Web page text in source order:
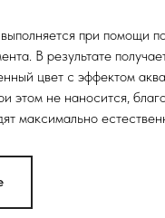
при помощи
В результате
цвет с эффектом
этом не наносится,
максимально